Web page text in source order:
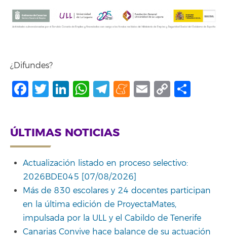
¿Difundes?
Facebook
Twitter
LinkedIn
WhatsApp
Telegram
Meneame
Email
Copy
ÚLTIMAS NOTICIAS
Actualización listado en proceso selectivo:
2026BDE045 [07/08/2026]
Más de 830 escolares y 24 docentes participan
en la última edición de ProyectaMates,
impulsada por la ULL y el Cabildo de Tenerife
Canarias Convive hace balance de su actuación